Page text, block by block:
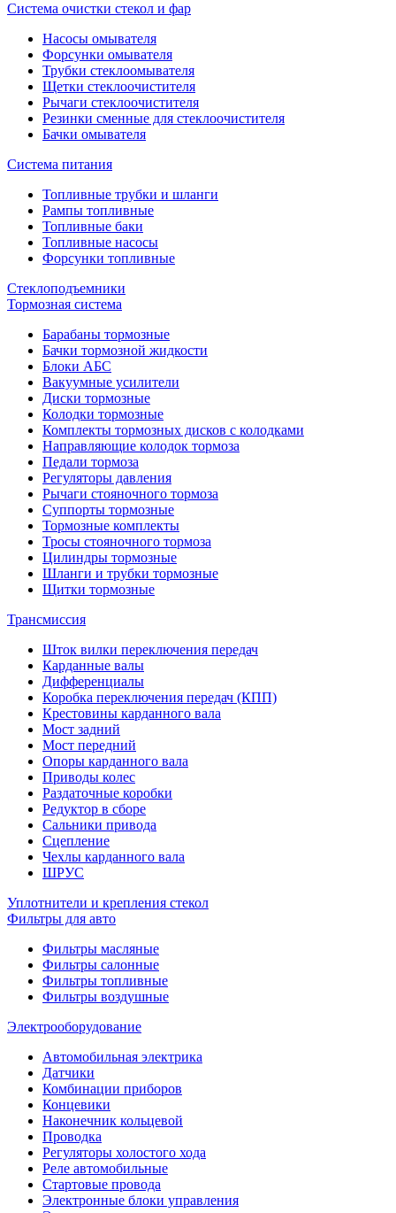
Система очистки стекол и фар
Насосы омывателя
Форсунки омывателя
Трубки стеклоомывателя
Щетки стеклоочистителя
Рычаги стеклоочистителя
Резинки сменные для стеклоочистителя
Бачки омывателя
Система питания
Топливные трубки и шланги
Рампы топливные
Топливные баки
Топливные насосы
Форсунки топливные
Стеклоподъемники
Тормозная система
Барабаны тормозные
Бачки тормозной жидкости
Блоки АБС
Вакуумные усилители
Диски тормозные
Колодки тормозные
Комплекты тормозных дисков с колодками
Направляющие колодок тормоза
Педали тормоза
Регуляторы давления
Рычаги стояночного тормоза
Суппорты тормозные
Тормозные комплекты
Тросы стояночного тормоза
Цилиндры тормозные
Шланги и трубки тормозные
Щитки тормозные
Трансмиссия
Шток вилки переключения передач
Карданные валы
Дифференциалы
Коробка переключения передач (КПП)
Крестовины карданного вала
Мост задний
Мост передний
Опоры карданного вала
Приводы колес
Раздаточные коробки
Редуктор в сборе
Сальники привода
Сцепление
Чехлы карданного вала
ШРУС
Уплотнители и крепления стекол
Фильтры для авто
Фильтры масляные
Фильтры салонные
Фильтры топливные
Фильтры воздушные
Электрооборудование
Автомобильная электрика
Датчики
Комбинации приборов
Концевики
Наконечник кольцевой
Проводка
Регуляторы холостого хода
Реле автомобильные
Стартовые провода
Электронные блоки управления